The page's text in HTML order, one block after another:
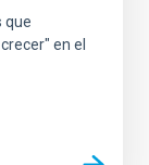
que
en el